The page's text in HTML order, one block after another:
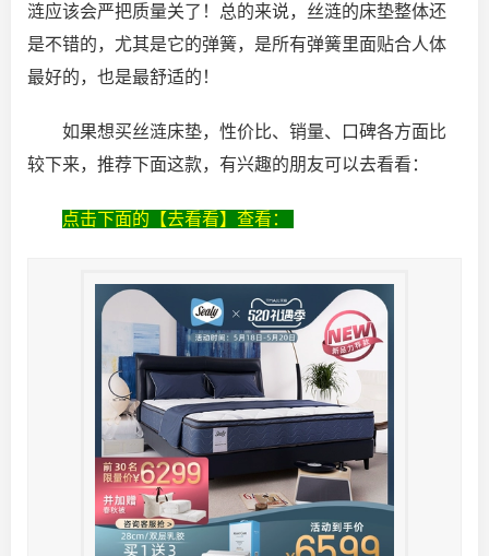
涟应该会严把质量关了！总的来说，丝涟的床垫整体还
是不错的，尤其是它的弹簧，是所有弹簧里面贴合人体
最好的，也是最舒适的！
如果想买丝涟床垫，性价比、销量、口碑各方面比
较下来，推荐下面这款，有兴趣的朋友可以去看看：
点击下面的【去看看】查看：